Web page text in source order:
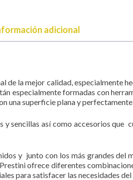
adicional
la mejor calidad, especialmente
especialmente formadas con
una superficie plana y perfectamente
sencillas así como accesorios que
y junto con los más grandes del
ofrece diferentes
para satisfacer las necesidades